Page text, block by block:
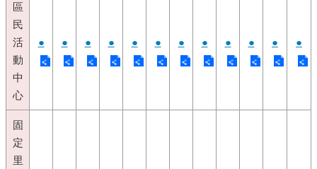
區
民
活
動
中
心
● ● ● ● ● ● ● ● ● ● ● ●
固
定
里